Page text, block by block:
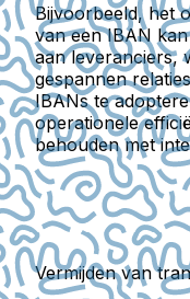
Bijvoorbeeld, het
van een IBAN
aan leveranciers,
gespannen
IBANs te
operationele
behouden met
Vermijden van